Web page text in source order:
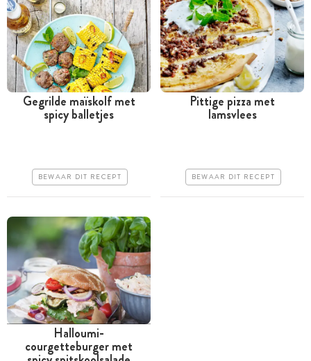
Tussen 30 minuten en 1
Gegrilde maïskolf met
spicy balletjes
BEWAAR DIT RECEPT
Minder dan 30 minuten
Makkelijk
Pittige pizza met
lamsvlees
BEWAAR DIT RECEPT
Tussen 30 minuten en 1
Halloumi-
courgetteburger met